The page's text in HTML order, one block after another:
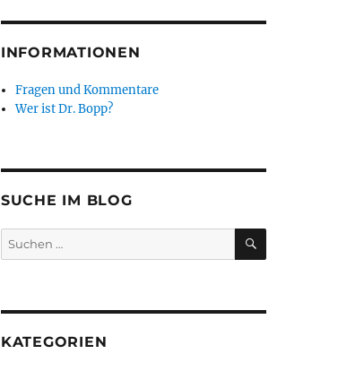
INFORMATIONEN
Fragen und Kommentare
Wer ist Dr. Bopp?
SUCHE IM BLOG
Suchen
nach:
SUCHEN
KATEGORIEN